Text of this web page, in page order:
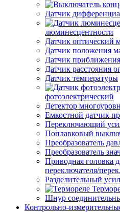
Датчик
люминесцентности
Датчик оптический
Датчик положения
Датчик
Датчик расстояния
Датчик температуры
фотоэлектрический
Детектор
Емкостной датчик
Переключающий
Поплавковый
Преобразователь
Преобразователь
Приводная головка
переключателя/
Разделительный
Шнур
Контрольно-